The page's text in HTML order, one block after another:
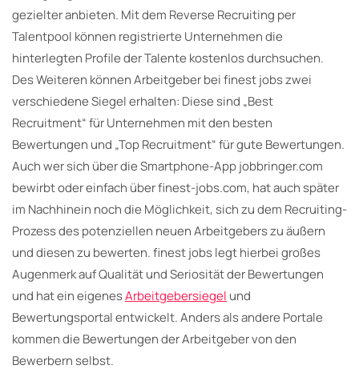
gezielter anbieten. Mit dem Reverse Recruiting per
Talentpool können registrierte Unternehmen die
hinterlegten Profile der Talente kostenlos durchsuchen.
Des Weiteren können Arbeitgeber bei finest jobs zwei
verschiedene Siegel erhalten: Diese sind „Best
Recruitment“ für Unternehmen mit den besten
Bewertungen und „Top Recruitment“ für gute Bewertungen.
Auch wer sich über die Smartphone-App jobbringer.com
bewirbt oder einfach über finest-jobs.com, hat auch später
im Nachhinein noch die Möglichkeit, sich zu dem Recruiting-
Prozess des potenziellen neuen Arbeitgebers zu äußern
und diesen zu bewerten. finest jobs legt hierbei großes
Augenmerk auf Qualität und Seriosität der Bewertungen
und hat ein eigenesArbeitgebersiegel und
Bewertungsportal entwickelt. Anders als andere Portale
kommen die Bewertungen der Arbeitgeber von den
Bewerbern selbst.